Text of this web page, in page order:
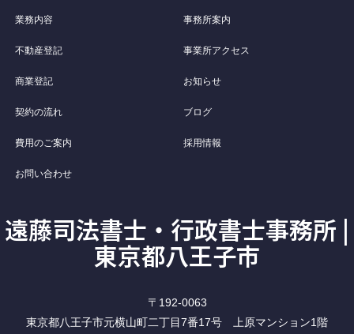
業務内容
不動産登記
商業登記
契約の流れ
費用のご案内
お問い合わせ
事務所案内
事業所アクセス
お知らせ
ブログ
採用情報
遠藤司法書士・行政書士事務所 |
東京都八王子市
〒192-0063
東京都八王子市元横山町二丁目7番17号 上原マンション1階